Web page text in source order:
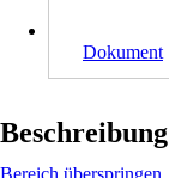
Dokument
Beschreibung
Bereich überspringen